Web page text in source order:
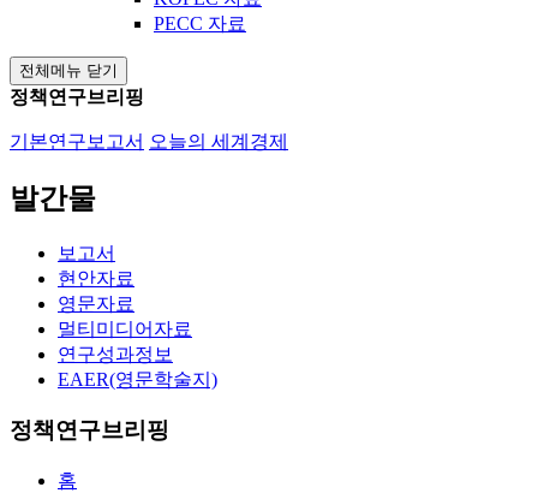
PECC 자료
전체메뉴 닫기
정책연구브리핑
기본연구보고서 오늘의 세계경제
발간물
보고서
현안자료
영문자료
멀티미디어자료
연구성과정보
EAER(영문학술지)
정책연구브리핑
홈